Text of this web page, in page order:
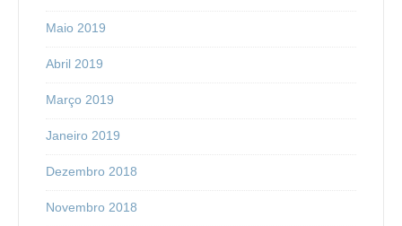
Maio 2019
Abril 2019
Março 2019
Janeiro 2019
Dezembro 2018
Novembro 2018